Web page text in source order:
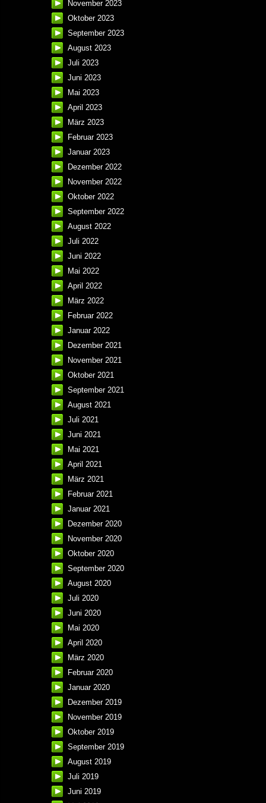
November 2023
Oktober 2023
September 2023
August 2023
Juli 2023
Juni 2023
Mai 2023
April 2023
März 2023
Februar 2023
Januar 2023
Dezember 2022
November 2022
Oktober 2022
September 2022
August 2022
Juli 2022
Juni 2022
Mai 2022
April 2022
März 2022
Februar 2022
Januar 2022
Dezember 2021
November 2021
Oktober 2021
September 2021
August 2021
Juli 2021
Juni 2021
Mai 2021
April 2021
März 2021
Februar 2021
Januar 2021
Dezember 2020
November 2020
Oktober 2020
September 2020
August 2020
Juli 2020
Juni 2020
Mai 2020
April 2020
März 2020
Februar 2020
Januar 2020
Dezember 2019
November 2019
Oktober 2019
September 2019
August 2019
Juli 2019
Juni 2019